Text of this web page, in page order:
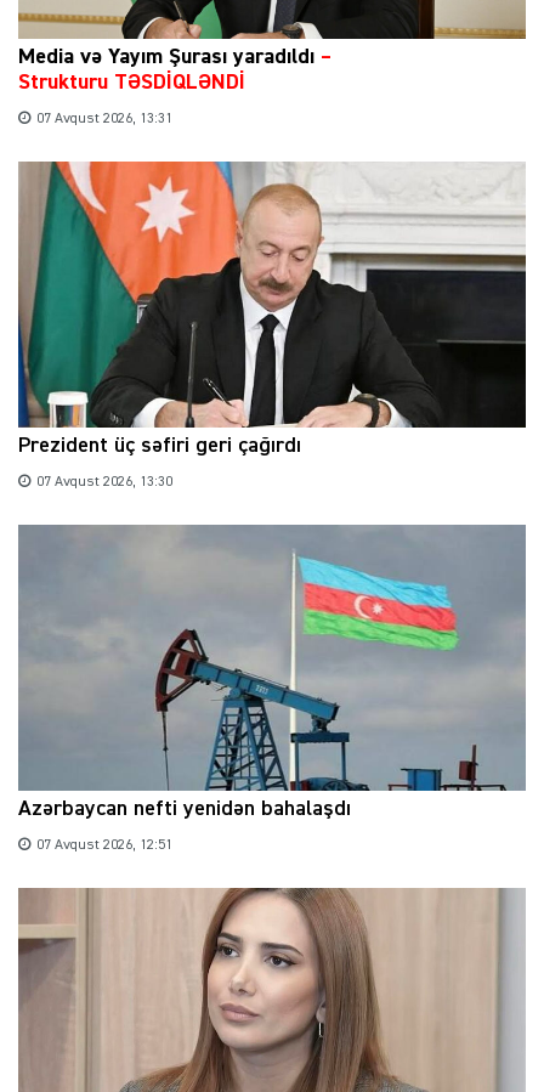
Media və Yayım Şurası yaradıldı –
Strukturu TƏSDİQLƏNDİ
07 Avqust 2026, 13:31
Prezident üç səfiri geri çağırdı
07 Avqust 2026, 13:30
Azərbaycan nefti yenidən bahalaşdı
07 Avqust 2026, 12:51